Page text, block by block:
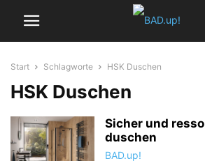
Start Schlagworte HSK Duschen
HSK Duschen
Sicher und
duschen
BAD.up!